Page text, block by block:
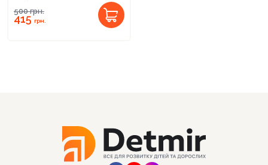
500грн.
415грн.